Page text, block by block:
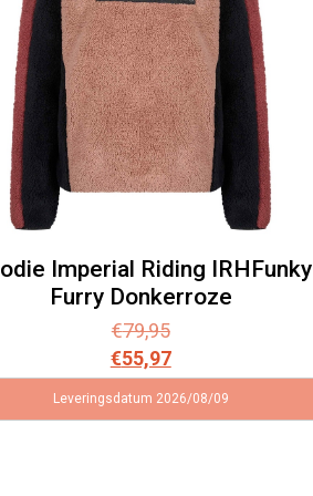
Imperial Riding IRHFunky
Furry Donkerroze
€79,95
€55,97
Leveringsdatum 2026/08/09